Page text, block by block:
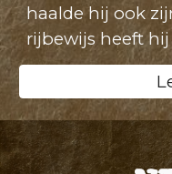
haalde hij ook
rijbewijs heeft